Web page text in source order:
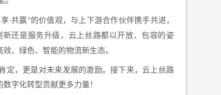
·共赢”的价值观，与上下游合作伙伴携手共进，
还是服务升级，云上丝路都以开放、包容的姿
、绿色、智能的物流新生态。
定，更是对未来发展的激励。接下来，云上丝路
字化转型贡献更多力量！